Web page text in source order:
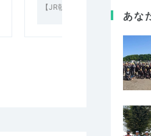
【JR朝霧スタート】20km走
あな